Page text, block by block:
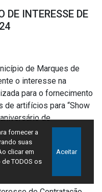
DE INTERESSE DE
de Marques de
o interesse na
para o fornecimento
de artifícios para “Show
de
fornecer a
suas
clicar em
TODOS os
Aceitar